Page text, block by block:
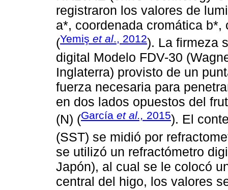
registraron los valores de
a*, coordenada cromática b*,
(Yemiş et al., 2012). La firmeza
digital Modelo FDV-30
Inglaterra) provisto de un
fuerza necesaria para
en dos lados opuestos del
(N) (García et al., 2015). El
(SST) se midió por
se utilizó un refractómetro
Japón), al cual se le colocó
central del higo, los valores